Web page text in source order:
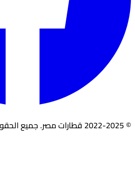
© 2022-2025 قطارات مصر. جميع الحقوق محفوظة.